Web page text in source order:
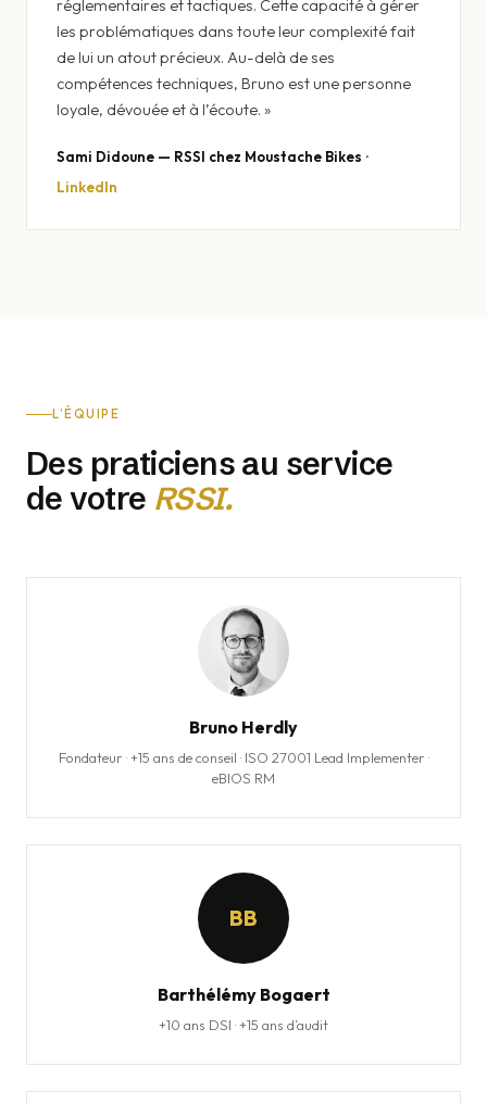
réglementaires et tactiques. Cette capacité à gérer
les problématiques dans toute leur complexité fait
de lui un atout précieux. Au-delà de ses
compétences techniques, Bruno est une personne
loyale, dévouée et à l’écoute. »
Sami Didoune — RSSI chez Moustache Bikes ·
LinkedIn
L’ÉQUIPE
Des praticiens au service
de votre RSSI.
Bruno Herdly
Fondateur · +15 ans de conseil · ISO 27001 Lead Implementer ·
eBIOS RM
BB
Barthélémy Bogaert
+10 ans DSI · +15 ans d’audit